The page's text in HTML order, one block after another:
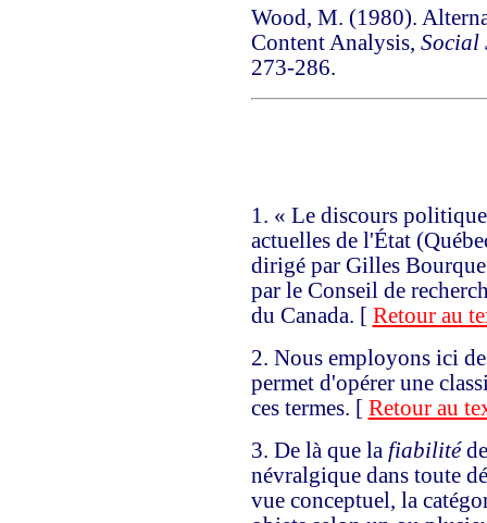
Wood, M. (1980).
Content Analysis, Social
273-286.
1. « Le discours
actuelles de l'État
dirigé par Gilles
par le Conseil de
du Canada. [ Retour au
2. Nous employons ici
permet d'opérer une
ces termes. [ Retour au
3. De là que la fiabilité
névralgique dans toute
vue conceptuel, la